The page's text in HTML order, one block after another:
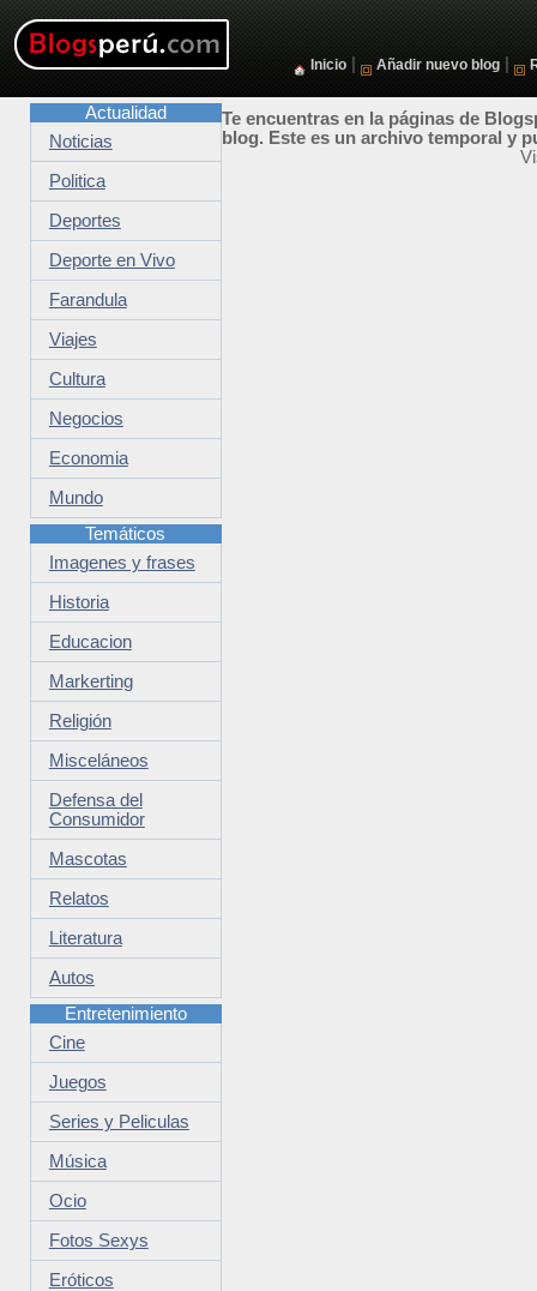
Inicio Añadir nuevo blog
Te encuentras en la páginas de
blog. Este es un archivo temporal y
Actualidad
Noticias
Politica
Deportes
Deporte en Vivo
Farandula
Viajes
Cultura
Negocios
Economia
Mundo
Temáticos
Imagenes y frases
Historia
Educacion
Markerting
Religión
Misceláneos
Defensa del
Consumidor
Mascotas
Relatos
Literatura
Autos
Entretenimiento
Cine
Juegos
Series y Peliculas
Música
Ocio
Fotos Sexys
Eróticos